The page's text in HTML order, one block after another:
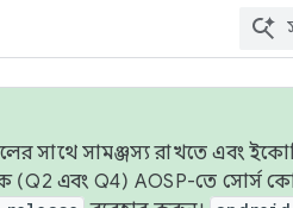
সাথে সামঞ্জস্য রাখতে এবং
(Q2 এবং Q4) AOSP-তে সোর্স